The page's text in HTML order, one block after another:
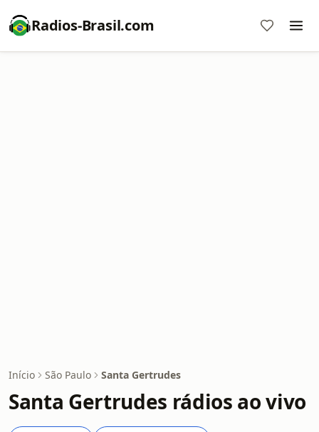
Radios-Brasil.com
Início São Paulo Santa Gertrudes
Santa Gertrudes rádios ao vivo